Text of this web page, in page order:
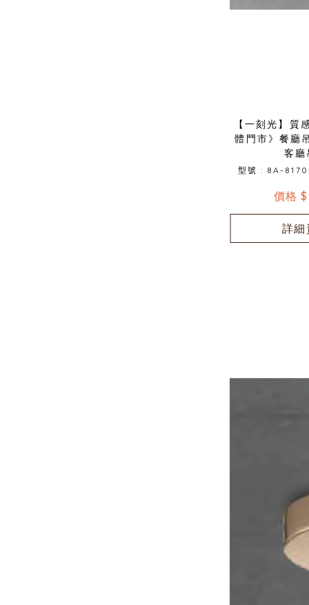
【一刻光】質
體門市》餐廳
客廳
型號 : 8A-
價格
詳細